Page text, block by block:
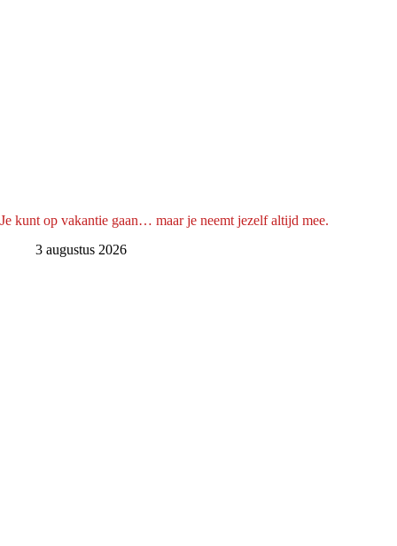
Je kunt op vakantie gaan… maar je neemt jezelf altijd mee.
3 augustus 2026